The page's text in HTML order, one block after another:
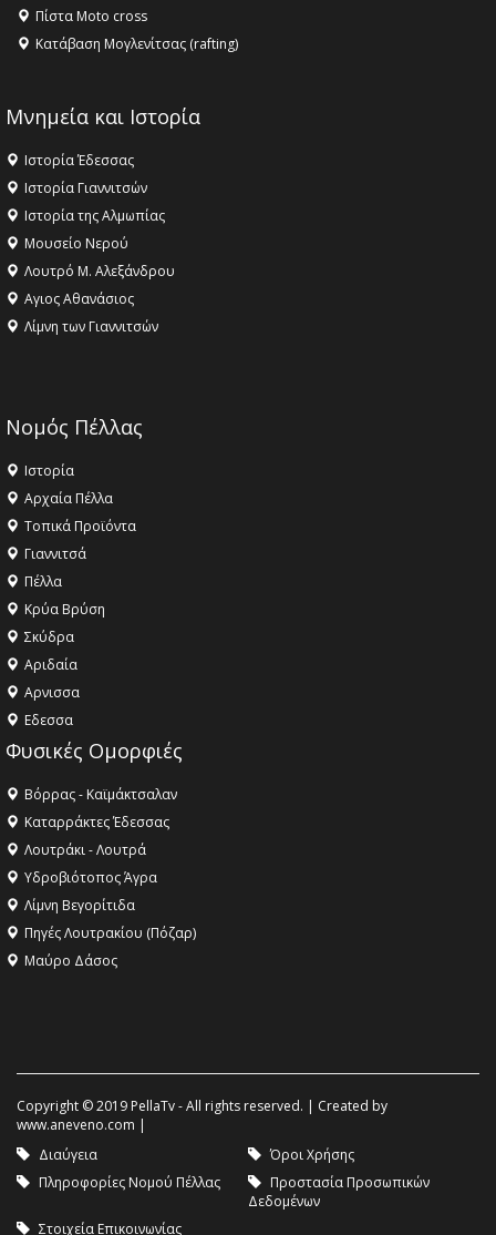
Πίστα Moto cross
Κατάβαση Μογλενίτσας (rafting)
Μνημεία και Ιστορία
Ιστορία Έδεσσας
Ιστορία Γιαννιτσών
Ιστορία της Αλμωπίας
Μουσείο Νερού
Λουτρό Μ. Αλεξάνδρου
Αγιος Αθανάσιος
Λίμνη των Γιαννιτσών
Νομός Πέλλας
Ιστορία
Αρχαία Πέλλα
Τοπικά Προϊόντα
Γιαννιτσά
Πέλλα
Κρύα Βρύση
Σκύδρα
Αριδαία
Aρνισσα
Eδεσσα
Φυσικές Ομορφιές
Βόρρας - Καϊμάκτσαλαν
Καταρράκτες Έδεσσας
Λουτράκι - Λουτρά
Υδροβιότοπος Άγρα
Λίμνη Βεγορίτιδα
Πηγές Λουτρακίου (Πόζαρ)
Μαύρο Δάσος
Copyright © 2019 PellaTv - All rights reserved. | Created by
www.aneveno.com |
Διαύγεια
Όροι Χρήσης
Πληροφορίες Νομού Πέλλας
Προστασία Προσωπικών
Δεδομένων
Στοιχεία Επικοινωνίας